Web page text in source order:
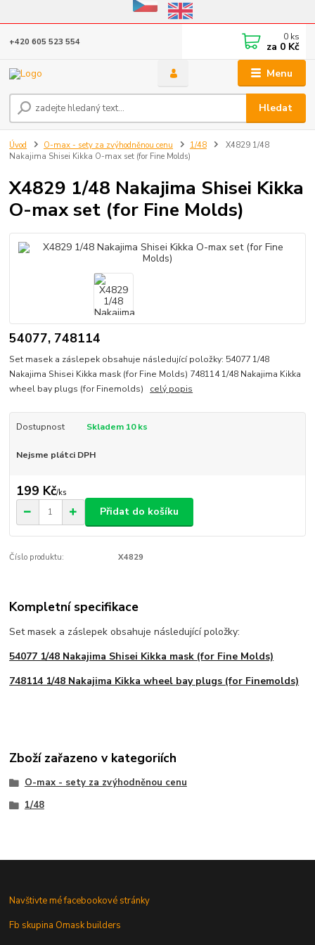
Eshop v provozu do 31.10.2026
Menu
Hledat
+420 605 523 554 0 ks
za 0 Kč
Úvod O-max - sety za zvýhodněnou cenu 1/48
X4829 1/48
Nakajima Shisei Kikka O-max set (for Fine Molds)
X4829 1/48 Nakajima Shisei Kikka
O-max set (for Fine Molds)
54077, 748114
Set masek a záslepek obsahuje následující položky: 54077 1/48
Nakajima Shisei Kikka mask (for Fine Molds) 748114 1/48 Nakajima Kikka
wheel bay plugs (for Finemolds) celý popis
Dostupnost Skladem 10 ks
Nejsme plátci DPH
199 Kč/ks
Přidat do košíku
Číslo produktu: X4829
Kompletní specifikace
Set masek a záslepek obsahuje následující položky:
54077 1/48 Nakajima Shisei Kikka mask (for Fine Molds)
748114 1/48 Nakajima Kikka wheel bay plugs (for Finemolds)
Zboží zařazeno v kategoriích
O-max - sety za zvýhodněnou cenu
1/48
Navštivte mé facebookové stránky
Fb skupina Omask builders